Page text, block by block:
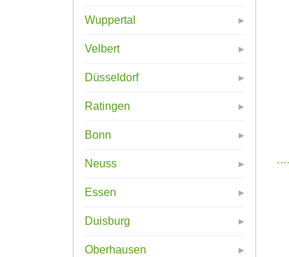
Wuppertal
Velbert
Düsseldorf
Ratingen
Bonn
Neuss
Essen
Duisburg
Oberhausen